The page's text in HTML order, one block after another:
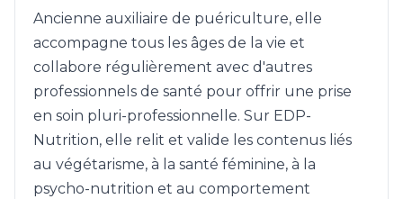
Ancienne auxiliaire de puériculture, elle
accompagne tous les âges de la vie et
collabore régulièrement avec d'autres
professionnels de santé pour offrir une prise
en soin pluri-professionnelle. Sur EDP-
Nutrition, elle relit et valide les contenus liés
au végétarisme, à la santé féminine, à la
psycho-nutrition et au comportement